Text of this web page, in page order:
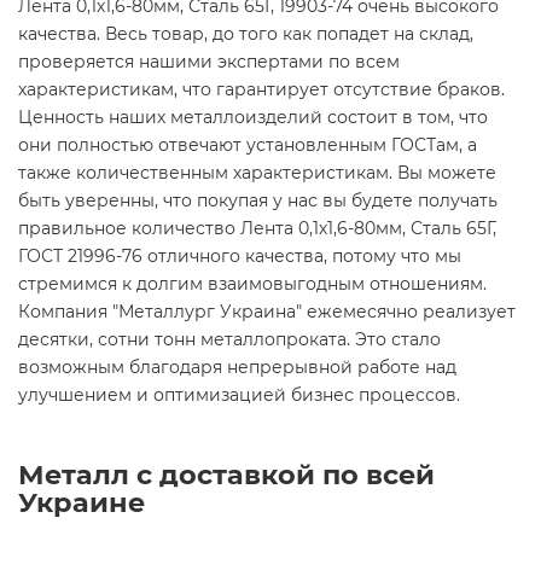
Лента 0,1х1,6-80мм, Сталь 65Г, 19903-74 очень высокого
качества. Весь товар, до того как попадет на склад,
проверяется нашими экспертами по всем
характеристикам, что гарантирует отсутствие браков.
Ценность наших металлоизделий состоит в том, что
они полностью отвечают установленным ГОСТам, а
также количественным характеристикам. Вы можете
быть уверенны, что покупая у нас вы будете получать
правильное количество Лента 0,1х1,6-80мм, Сталь 65Г,
ГОСТ 21996-76 отличного качества, потому что мы
стремимся к долгим взаимовыгодным отношениям.
Компания "Металлург Украина" ежемесячно реализует
десятки, сотни тонн металлопроката. Это стало
возможным благодаря непрерывной работе над
улучшением и оптимизацией бизнес процессов.
Металл с доставкой по всей
Украине